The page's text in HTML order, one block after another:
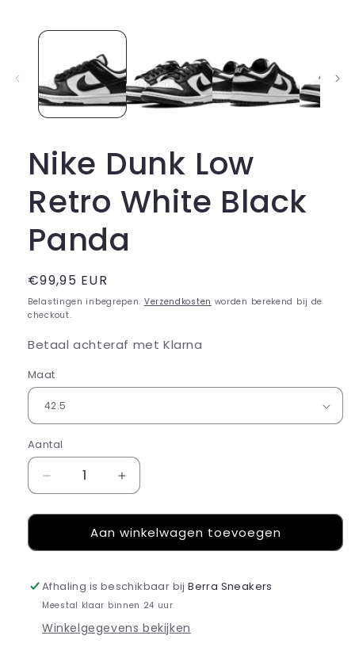
Nike Dunk Low
Retro White Black
Panda
Normale
prijs
€99,95 EUR
Belastingen inbegrepen. Verzendkosten worden berekend bij de
checkout.
Betaal achteraf met Klarna
Maat
Aantal
Aantal
verlagen
voor
Dunk
Retro
White
Panda
Aantal
verhogen
voor
Nike
Dunk
Retro
White
Panda
Aan winkelwagen toevoegen
Afhaling is beschikbaar bijBerra Sneakers
Meestal klaar binnen 24 uur
Winkelgegevens bekijken